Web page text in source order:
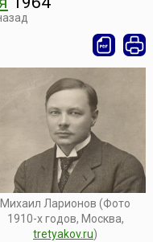
Михаил Ларионов (Фото
1910-х годов, Москва,
tretyakov.ru)